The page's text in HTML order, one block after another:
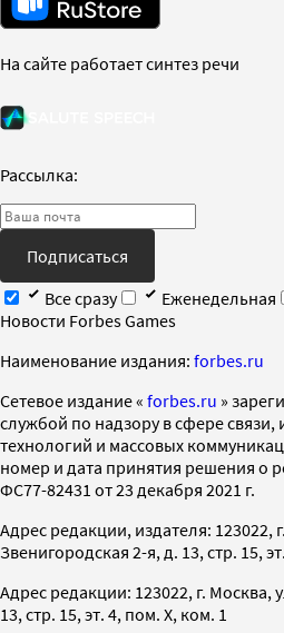
На сайте работает синтез речи
Рассылка:
Подписаться
Все сразу
Еженедельная
Новости Forbes Games
Наименование издания: forbes.ru
Cетевое издание « forbes.ru »
службой по надзору в сфере
технологий и массовых
номер и дата принятия решения о
ФС77-82431 от 23 декабря 2021 г.
Адрес редакции, издателя: 123022,
Звенигородская 2-я, д. 13, стр. 15,
Адрес редакции: 123022, г. Москва,
13, стр. 15, эт. 4, пом. X, ком. 1